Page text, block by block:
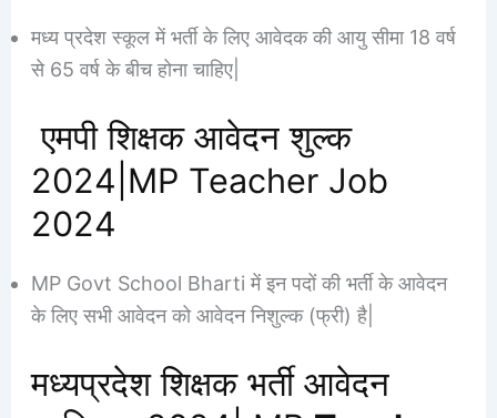
मध्य प्रदेश स्कूल में भर्ती के लिए आवेदक की आयु सीमा 18 वर्ष
से 65 वर्ष के बीच होना चाहिए|
एमपी शिक्षक आवेदन शुल्क
2024|MP Teacher Job
2024
MP Govt School Bharti में इन पदों की भर्ती के आवेदन
के लिए सभी आवेदन को आवेदन निशुल्क (फ्री) है|
मध्यप्रदेश शिक्षक भर्ती आवेदन